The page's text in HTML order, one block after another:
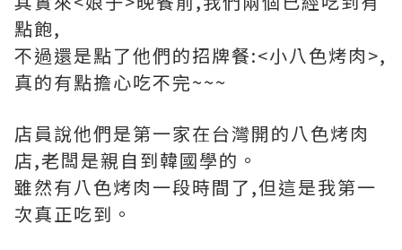
其實來<娘子>晚餐前,我們兩個已經吃到有
點飽,
不過還是點了他們的招牌餐:<小八色烤肉>,
店員說他們是第一家在台灣開的八色烤肉
店,老闆是親自到韓國學的。
雖然有八色烤肉一段時間了,但這是我第一